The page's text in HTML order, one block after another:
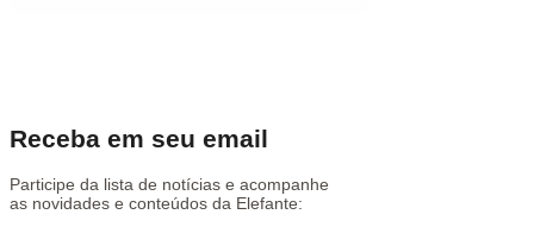
Receba em seu email
Participe da lista de notícias e acompanhe
as novidades e conteúdos da Elefante: